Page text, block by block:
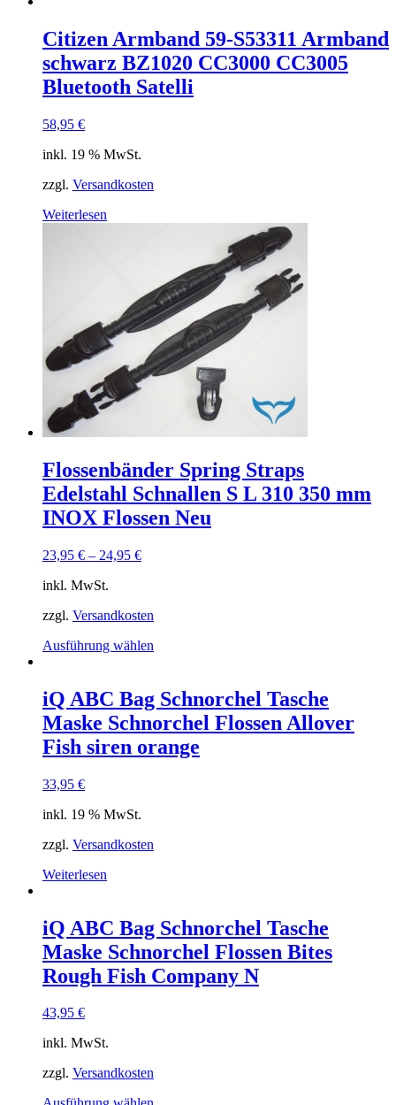
Citizen Armband 59-S53311 Armband
schwarz BZ1020 CC3000 CC3005
Bluetooth Satelli
58,95 €
inkl. 19 % MwSt.
zzgl. Versandkosten
Weiterlesen
Flossenbänder Spring Straps
Edelstahl Schnallen S L 310 350 mm
INOX Flossen Neu
23,95 € – 24,95 €
inkl. MwSt.
zzgl. Versandkosten
Ausführung wählen
mehrere
Varianten
auf.
Optionen
werden
iQ ABC Bag Schnorchel Tasche
Maske Schnorchel Flossen Allover
Fish siren orange
33,95 €
inkl. 19 % MwSt.
zzgl. Versandkosten
Weiterlesen
iQ ABC Bag Schnorchel Tasche
Maske Schnorchel Flossen Bites
Rough Fish Company N
43,95 €
inkl. MwSt.
zzgl. Versandkosten